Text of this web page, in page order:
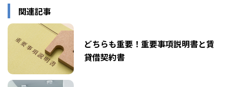
関連記事
どちらも重要！重要事項説明書と賃
貸借契約書